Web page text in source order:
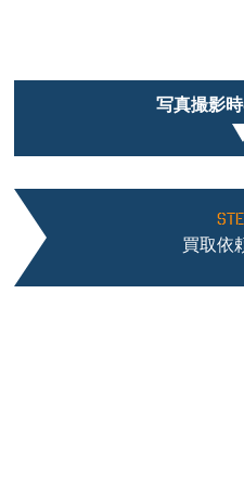
写真撮影
買取依